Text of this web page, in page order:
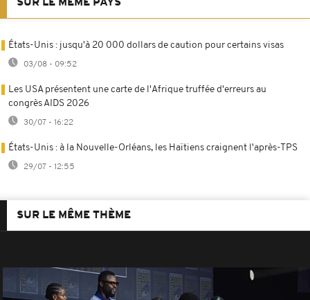
SUR LE MÊME PAYS
États-Unis : jusqu'à 20 000 dollars de caution pour certains visas
03/08 - 09:52
Les USA présentent une carte de l'Afrique truffée d'erreurs au
congrès AIDS 2026
30/07 - 16:22
États-Unis : à la Nouvelle-Orléans, les Haïtiens craignent l'après-TPS
29/07 - 12:55
SUR LE MÊME THÈME